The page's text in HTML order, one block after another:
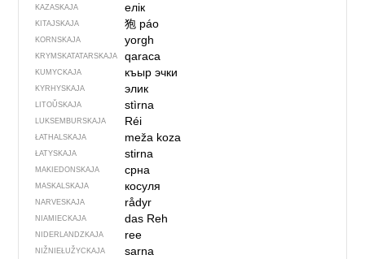
KAZASKAJA елік
KITAJSKAJA 狍 páo
KORNSKAJA yorgh
KRYMSKA­TATARSKAJA qaraca
KUMYCKAJA къыр эчки
KYRHYSKAJA элик
LITOŬSKAJA stìrna
LUKSEMBURSKAJA Réi
ŁATHALSKAJA meža koza
ŁATYSKAJA stirna
MAKIEDONSKAJA срна
MASKALSKAJA косуля
NARVESKAJA rådyr
NIAMIECKAJA das Reh
NIDERLANDZKAJA ree
NIŽNIEŁUŽYCKAJA sarna